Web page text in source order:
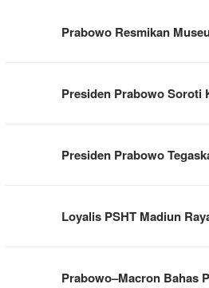
Prabowo Resmikan
Presiden Prabowo Soroti
Presiden Prabowo
Loyalis PSHT Madiun
Prabowo–Macron Bahas